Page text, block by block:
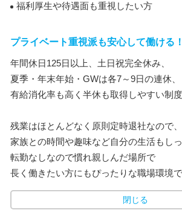
福利厚生や待遇面も重視したい方
プライベート重視派も安心して働ける！
年間休日125日以上、土日祝完全休み、
夏季・年末年始・GWは各7～9日の連休、
有給消化率も高く半休も取得しやすい制度
残業はほとんどなく原則定時退社なので、
家族との時間や趣味など自分の生活もしっ
転勤なしなので慣れ親しんだ場所で
長く働きたい方にもぴったりな職場環境で
閉じる